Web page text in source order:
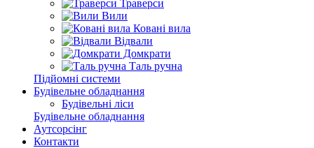
Траверси
Вили
Ковані вила
Відвали
Домкрати
Таль ручна
Підйомні системи
Будівельне обладнання
Будівельні ліси
Будівельне обладнання
Аутсорсінг
Контакти